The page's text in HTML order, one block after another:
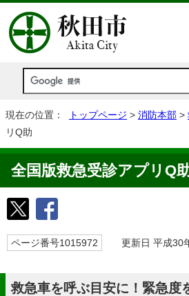
現在の位置： トップページ > 消防本部 >
リQ助
全国版救急受診アプリQ
ページ番号1015972 更新日 平成30
救急車を呼ぶ目安に！緊急度